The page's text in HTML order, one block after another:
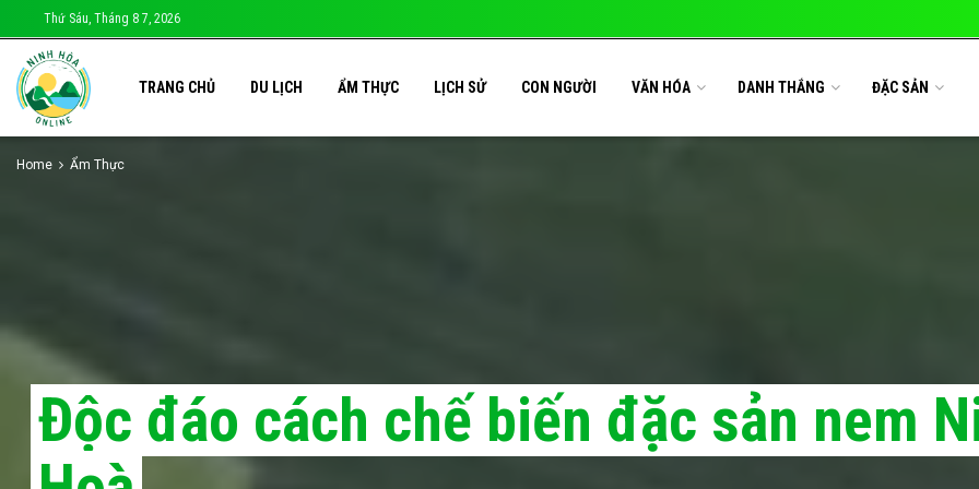
Thứ Sáu, Tháng 8 7, 2026
TRANG CHỦ DU LỊCH ẨM THỰC LỊCH SỬ CON NGƯỜI VĂN HÓA DANH THẮNG ĐẶC SẢN
Home Ẩm Thực
Độc đáo cách chế biến đặc sản nem